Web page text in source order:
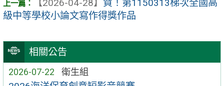
相關公告
2026-07-22 衛生組
【2026-04-28】 賀！第1150313梯次全國高
級中等學校小論文寫作得獎作品